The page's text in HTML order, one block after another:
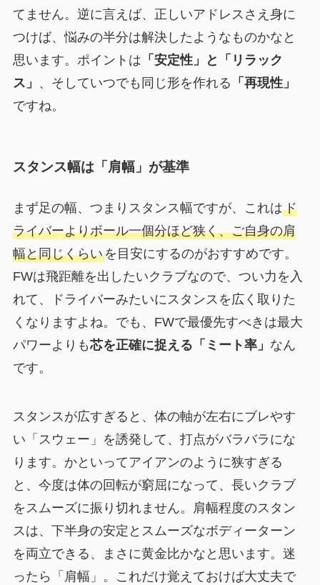
てません。逆に言えば、正しいアドレスさえ身に
つけば、悩みの半分は解決したようなものかなと
思います。ポイントは 「安定性」と「リラック
ス」 、そしていつでも同じ形を作れる 「再現性」
ですね。
スタンス幅は「肩幅」が基準
まず足の幅、つまりスタンス幅ですが、これはド
ライバーよりボール一個分ほど狭く、ご自身の肩
幅と同じくらいを目安にするのがおすすめです。
FWは飛距離を出したいクラブなので、つい力を入
れて、ドライバーみたいにスタンスを広く取りた
くなりますよね。でも、FWで最優先すべきは最大
パワーよりも芯を正確に捉える「ミート率」 なん
です。
スタンスが広すぎると、体の軸が左右にブレやす
い「スウェー」を誘発して、打点がバラバラにな
ります。かといってアイアンのように狭すぎる
と、今度は体の回転が窮屈になって、長いクラブ
をスムーズに振り切れません。肩幅程度のスタン
スは、下半身の安定とスムーズなボディーターン
を両立できる、まさに黄金比かなと思います。迷
ったら「肩幅」。これだけ覚えておけば大丈夫で